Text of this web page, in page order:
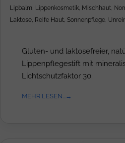
Lipbalm Lippenkosmetik Mischhaut
Laktose Reife Haut Sonnenpflege
Gluten- und laktosefreier,
Lippenpflegestift mit
Lichtschutzfaktor 30.
MEHR LESEN...